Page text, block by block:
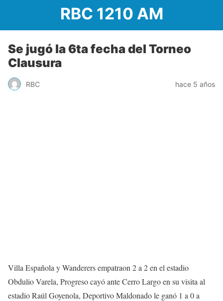
RBC 1210 AM
Se jugó la 6ta fecha del Torneo
Clausura
RBC hace 5 años
Villa Española y Wanderers empatraon 2 a 2 en el estadio
Obdulio Varela, Progreso cayó ante Cerro Largo en su visita al
estadio Raúl Goyenola, Deportivo Maldonado le ganó 1 a 0 a